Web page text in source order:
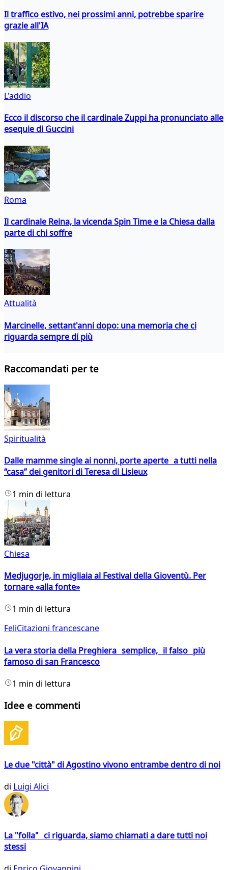
Il traffico estivo, nei prossimi anni, potrebbe sparire
grazie all'IA
L'addio
Ecco il discorso che il cardinale Zuppi ha pronunciato alle
esequie di Guccini
Roma
Il cardinale Reina, la vicenda Spin Time e la Chiesa dalla
parte di chi soffre
Attualità
Marcinelle, settant'anni dopo: una memoria che ci
riguarda sempre di più
Raccomandati per te
Spiritualità
Dalle mamme single ai nonni, porte aperte a tutti nella
“casa” dei genitori di Teresa di Lisieux
1 min di lettura
Chiesa
Medjugorje, in migliaia al Festival della Gioventù. Per
tornare «alla fonte»
1 min di lettura
FeliCitazioni francescane
La vera storia della Preghiera semplice, il falso più
famoso di san Francesco
1 min di lettura
Idee e commenti
Le due "città" di Agostino vivono entrambe dentro di noi
di Luigi Alici
La "folla" ci riguarda, siamo chiamati a dare tutti noi
stessi